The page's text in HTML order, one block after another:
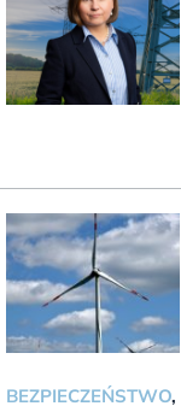
BEZPIECZEŃSTWO,